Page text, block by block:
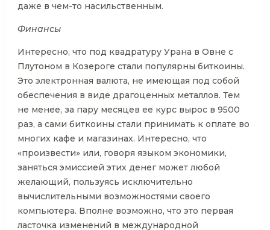
даже в чем-то насильственным.
Финансы
Интересно, что под квадратуру Урана в Овне с
Плутоном в Козероге стали популярны биткоины.
Это электронная валюта, не имеющая под собой
обеспечения в виде драгоценных металлов. Тем
не менее, за пару месяцев ее курс вырос в 9500
раз, а сами биткоины стали принимать к оплате во
многих кафе и магазинах. Интересно, что
«произвести» или, говоря языком экономики,
заняться эмиссией этих денег может любой
желающий, пользуясь исключительно
вычислительными возможностями своего
компьютера. Вполне возможно, что это первая
ласточка изменений в международной